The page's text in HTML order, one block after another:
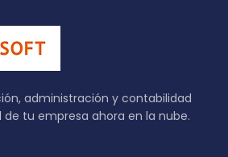
administración y contabilidad
de tu empresa ahora en la nube.